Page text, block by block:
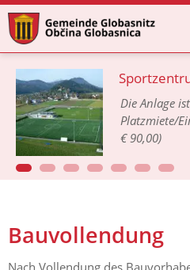
Die Anlage
Platzmiete/
€ 90,00)
Bauvollendung
Nach Vollendung des